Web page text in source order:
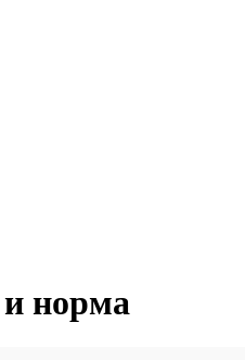
норма